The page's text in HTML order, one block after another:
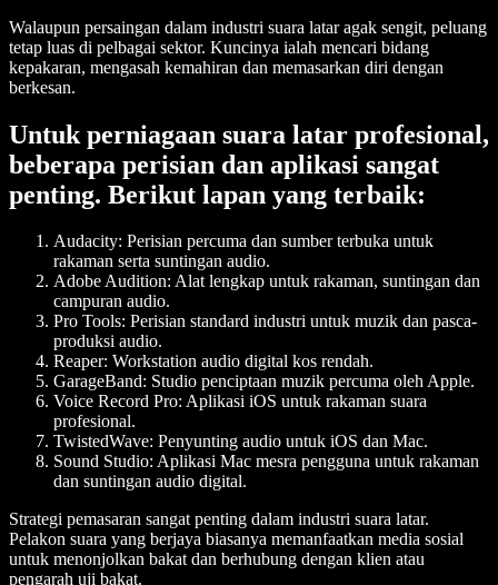
Walaupun persaingan dalam industri suara latar agak sengit, peluang
tetap luas di pelbagai sektor. Kuncinya ialah mencari bidang
kepakaran, mengasah kemahiran dan memasarkan diri dengan
berkesan.
Untuk perniagaan suara latar profesional,
beberapa perisian dan aplikasi sangat
penting. Berikut lapan yang terbaik:
Audacity: Perisian percuma dan sumber terbuka untuk
rakaman serta suntingan audio.
Adobe Audition: Alat lengkap untuk rakaman, suntingan dan
campuran audio.
Pro Tools: Perisian standard industri untuk muzik dan pasca-
produksi audio.
Reaper: Workstation audio digital kos rendah.
GarageBand: Studio penciptaan muzik percuma oleh Apple.
Voice Record Pro: Aplikasi iOS untuk rakaman suara
profesional.
TwistedWave: Penyunting audio untuk iOS dan Mac.
Sound Studio: Aplikasi Mac mesra pengguna untuk rakaman
dan suntingan audio digital.
Strategi pemasaran sangat penting dalam industri suara latar.
Pelakon suara yang berjaya biasanya memanfaatkan media sosial
untuk menonjolkan bakat dan berhubung dengan klien atau
pengarah uji bakat.